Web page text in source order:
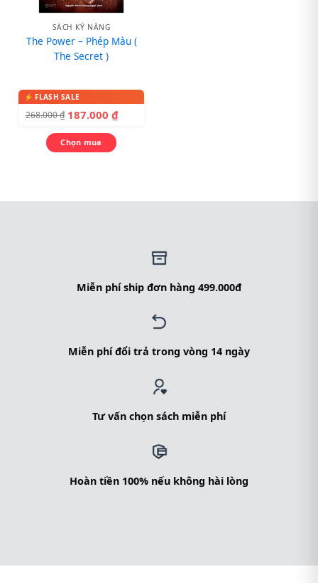
SÁCH KỸ NĂNG
The Power – Phép Màu (
The Secret )
268.000₫ 187.000 ₫
Chọn mua
Miễn phí ship đơn hàng 499.000đ
Miễn phí đổi trả trong vòng 14 ngày
Tư vấn chọn sách miễn phí
Hoàn tiền 100% nếu không hài lòng